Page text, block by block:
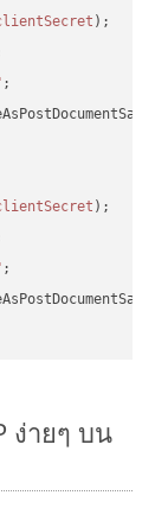
ง่ายๆ บน